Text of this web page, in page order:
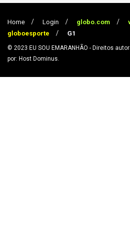
Home Login globo.com
globoesporte
G1
© 2023 EU SOU EMARANHÃO - Direitos
por: Host Dominus.